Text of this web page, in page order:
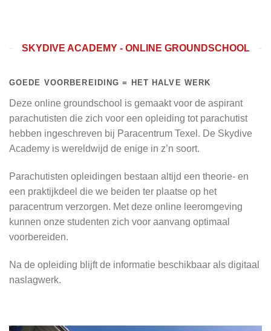
SKYDIVE ACADEMY - ONLINE GROUNDSCHOOL
GOEDE VOORBEREIDING = HET HALVE WERK
Deze online groundschool is gemaakt voor de aspirant
parachutisten die zich voor een opleiding tot parachutist
hebben ingeschreven bij Paracentrum Texel. De Skydive
Academy is wereldwijd de enige in z’n soort.
Parachutisten opleidingen bestaan altijd een theorie- en
een praktijkdeel die we beiden ter plaatse op het
paracentrum verzorgen. Met deze online leeromgeving
kunnen onze studenten zich voor aanvang optimaal
voorbereiden.
Na de opleiding blijft de informatie beschikbaar als digitaal
naslagwerk.